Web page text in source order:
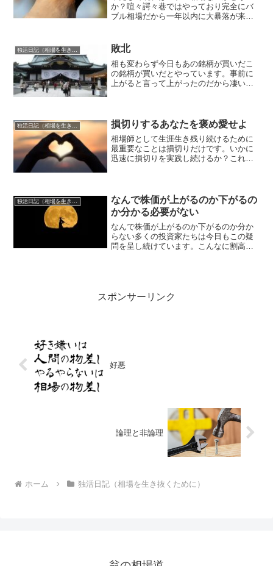
か？喧々諤々巷ではやっており完全にバ
ブル相場だから一年以内に大暴落が来る
て突き進むだろうと言っている人がただ
いま同時に存在し続け...
独活日記（相場を生き抜くために） 敗北
相も変わらず今日もあの銘柄が買いだこ
の銘柄が買いだとやっています。事前に
上がると言って上がったのだから凄いだ
なところに本質はなく、...
独活日記（相場を生き抜くために） 損切りするあなたを褒め愛せよ
相場師として生涯生き残り続けるために
最重要なことは損切りだけです。いかに
迅速に損切りを実践し続けるか？これだ
出来るかどうか？ただただ...
なんで株価が上がるのか下がるの
か分かる必要がない
なんで株価が上がるのか下がるのか分か
らない多くの投資家たちは今日もこの疑
問を呈し続けています。こんなに割高水
スポンサーリンク
好悪
論理と非論理
ホーム 独活日記（相場を生き抜くために）